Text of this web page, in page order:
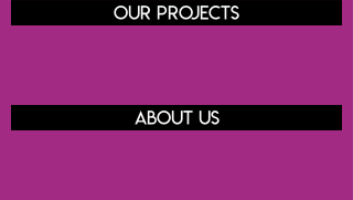
our projects
About us